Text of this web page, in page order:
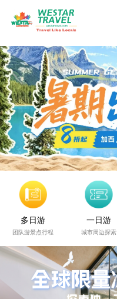
多日游
团队游景点行程
一日游
城市周边探索